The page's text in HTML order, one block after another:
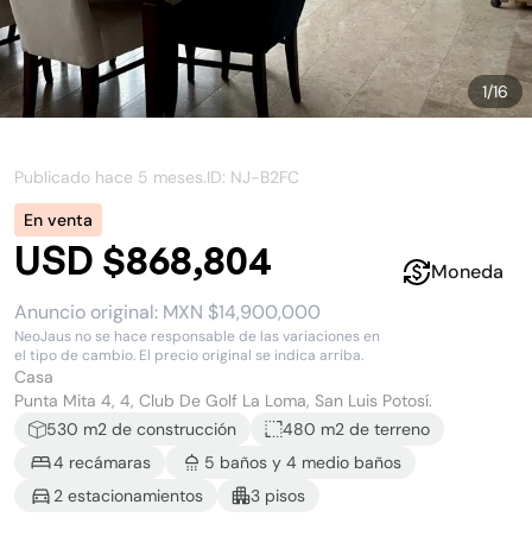
1/16
Publicado hace 5 meses.ID: NJ-B2FC
En venta
USD $868,804
Anuncio original: MXN $14,900,000
NeoJaus no se hace responsable de las variaciones en
el tipo de cambio. El precio original se indica arriba.
Moneda
Casa
Punta Mita 4, 4, Club De Golf La Loma, San Luis Potosí.
530 m2 de construcción 480 m2 de terreno
4 recámaras 5 baños y 4 medio baños
2 estacionamientos 3 pisos